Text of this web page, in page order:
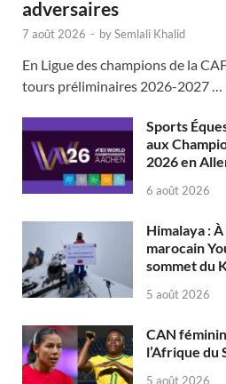
adversaires
7 août 2026 - bySemlali Khalid
En Ligue des champions de la
tours préliminaires 2026-2027 …
Sports
aux
2026 en
6 août 2026
Himalaya :
marocain
sommet du
5 août 2026
CAN
l’Afrique du
5 août 2026